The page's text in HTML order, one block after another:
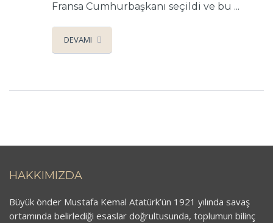
Fransa Cumhurbaşkanı seçildi ve bu ...
DEVAMI
HAKKIMIZDA
Büyük önder Mustafa Kemal Atatürk’ün 1921 yılında savaş
ortamında belirlediği esaslar doğrultusunda, toplumun bilinç